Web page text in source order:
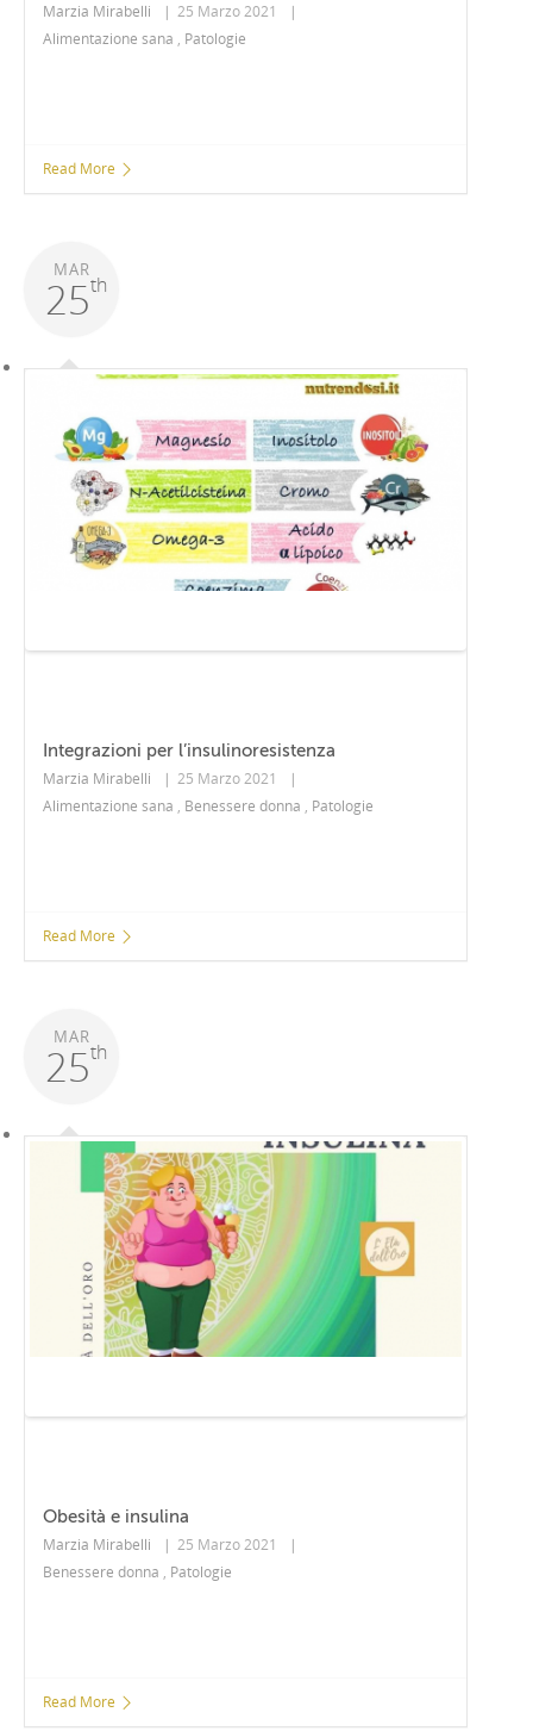
Marzia Mirabelli | 25 Marzo 2021
|
Alimentazione sana , Patologie
Read More
25th
MAR
Integrazioni per l’insulinoresistenza
Marzia Mirabelli | 25 Marzo 2021
|
Alimentazione sana , Benessere donna , Patologie
Read More
25th
MAR
Obesità e insulina
Marzia Mirabelli | 25 Marzo 2021
|
Benessere donna , Patologie
Read More